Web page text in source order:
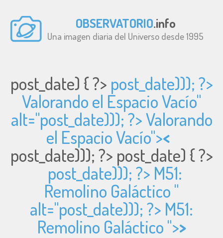
OBSERVATORIO.info
Una imagen diaria del Universo desde 1995
post_date) { ?> post_date))); ?>
Valorando el Espacio Vacío"
alt="post_date))); ?> Valorando
el Espacio Vacío"><
post_date))); ?> post_date) { ?>
post_date))); ?> M51:
Remolino Galáctico "
alt="post_date))); ?> M51:
Remolino Galáctico ">>